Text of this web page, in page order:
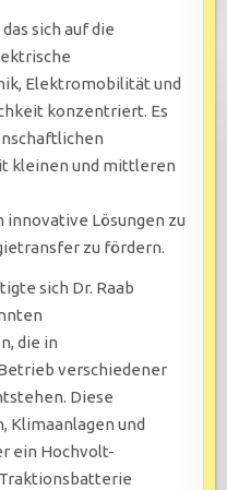
sich auf die
Elektromobilität und
konzentriert. Es
kleinen und mittleren
Lösungen zu
zu fördern.
sich Dr. Raab
die in
verschiedener
Diese
Klimaanlagen und
ein Hochvolt-